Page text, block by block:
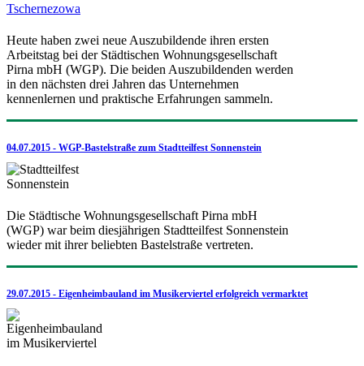
Heute haben zwei neue Auszubildende ihren ersten
Arbeitstag bei der Städtischen Wohnungsgesellschaft
Pirna mbH (WGP). Die beiden Auszubildenden werden
in den nächsten drei Jahren das Unternehmen
kennenlernen und praktische Erfahrungen sammeln.
04.07.2015 - WGP-Bastelstraße zum Stadtteilfest Sonnenstein
Die Städtische Wohnungsgesellschaft Pirna mbH
(WGP) war beim diesjährigen Stadtteilfest Sonnenstein
wieder mit ihrer beliebten Bastelstraße vertreten.
29.07.2015 - Eigenheimbauland im Musikerviertel erfolgreich vermarktet